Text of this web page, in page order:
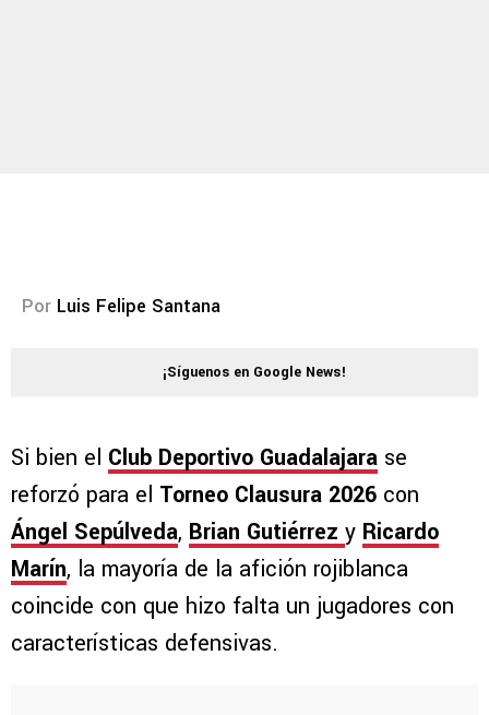
Por Luis Felipe Santana
¡Síguenos en Google News!
Si bien el Club Deportivo Guadalajara se
reforzó para el Torneo Clausura 2026 con
Ángel Sepúlveda, Brian Gutiérrez y Ricardo
Marín, la mayoría de la afición rojiblanca
coincide con que hizo falta un jugadores con
características defensivas.